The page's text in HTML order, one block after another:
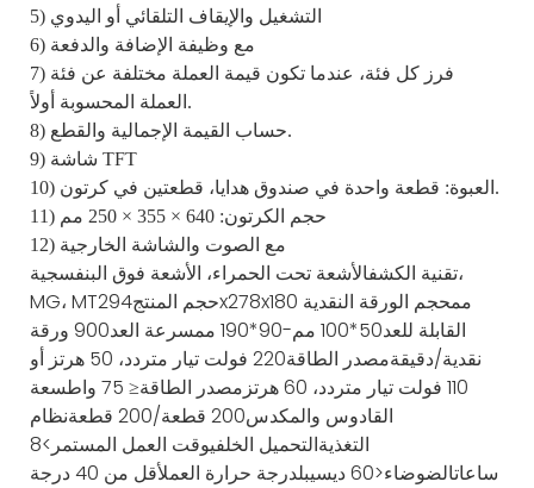
5) التشغيل والإيقاف التلقائي أو اليدوي
6) مع وظيفة الإضافة والدفعة
7) فرز كل فئة، عندما تكون قيمة العملة مختلفة عن فئة
العملة المحسوبة أولاً.
8) حساب القيمة الإجمالية والقطع.
9) شاشة TFT
10) العبوة: قطعة واحدة في صندوق هدايا، قطعتين في كرتون.
11) حجم الكرتون: 640 × 355 × 250 مم
12) مع الصوت والشاشة الخارجية
تقنية الكشفالأشعة تحت الحمراء، الأشعة فوق البنفسجية،
MG، MT
حجم المنتج 294x278x180 ممحجم الورقة النقدية
القابلة للعد50*100 مم-90*190 مم سرعة العد
900 ورقة
نقدية/دقيقةمصدر الطاقة
220 فولت تيار متردد، 50 هرتز أو
110 فولت تيار متردد، 60 هرتز
مصدر الطاقة≤ 75 واط
سعة
القادوس والمكدس200 قطعة/200 قطعة
نظام
التغذيةالتحميل الخلفيوقت العمل المستمر >8
ساعاتالضوضاء<60 ديسيبل درجة حرارة العملأقل من 40 درجة